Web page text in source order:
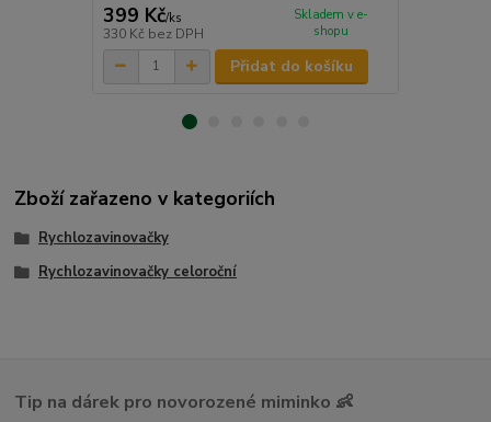
399 Kč/ks
330 Kč bez DPH
Skladem v e-
shopu
Přidat do košíku
Zboží zařazeno v kategoriích
Rychlozavinovačky
Rychlozavinovačky celoroční
Tip na dárek pro novorozené miminko 👶